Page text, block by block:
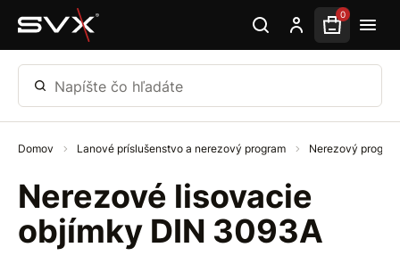
Preskočiť na hlavný obsah 0
Napíšte čo hľadáte
Domov Lanové príslušenstvo a nerezový program Nerezový
Nerezové lisovacie
objímky DIN 3093A